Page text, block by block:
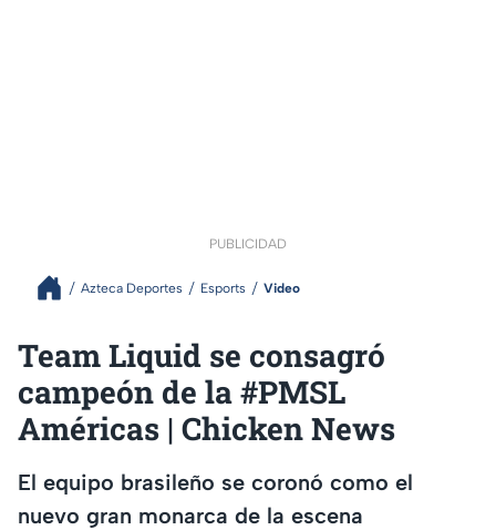
PUBLICIDAD
Azteca Deportes Esports Video
Team Liquid se consagró
campeón de la #PMSL
Américas | Chicken News
El equipo brasileño se coronó como el
nuevo gran monarca de la escena